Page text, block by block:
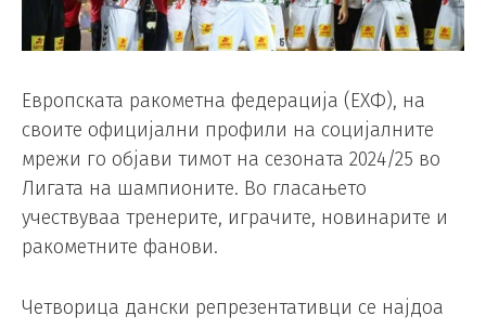
Европската ракометна федерација (ЕХФ), на
своите официјални профили на социјалните
мрежи го објави тимот на сезоната 2024/25 во
Лигата на шампионите. Во гласањето
учествуваа тренерите, играчите, новинарите и
ракометните фанови.
Четворица дански репрезентативци се најдоа